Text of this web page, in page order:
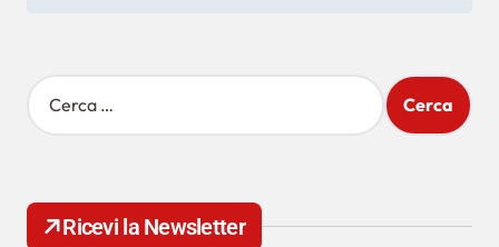
a
z
R
i
c
Ricevi la Newsletter